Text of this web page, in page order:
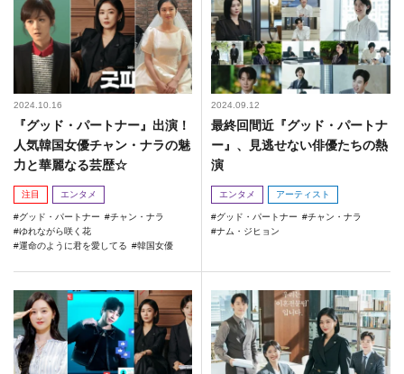
2024.10.16
『グッド・パートナー』出演！
人気韓国女優チャン・ナラの魅
力と華麗なる芸歴☆
注目 エンタメ
グッド・パートナー
チャン・ナラ
ゆれながら咲く花
運命のように君を愛してる
韓国女優
2024.09.12
最終回間近『グッド・パートナ
ー』、見逃せない俳優たちの熱
演
エンタメ アーティスト
グッド・パートナー
チャン・ナラ
ナム・ジヒョン